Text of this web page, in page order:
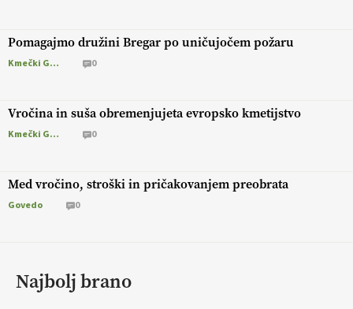
Pomagajmo družini Bregar po uničujočem požaru
Kmečki Glas 0
Vročina in suša obremenjujeta evropsko kmetijstvo
Kmečki Glas 0
Med vročino, stroški in pričakovanjem preobrata
Govedo 0
Najbolj brano